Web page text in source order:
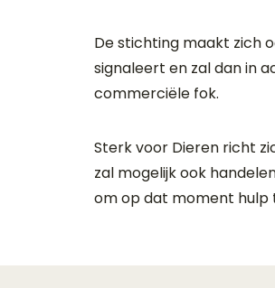
De stichting maakt zich
signaleert en zal dan in
commerciële fok.
Sterk voor Dieren richt
zal mogelijk ook
om op dat moment hulp